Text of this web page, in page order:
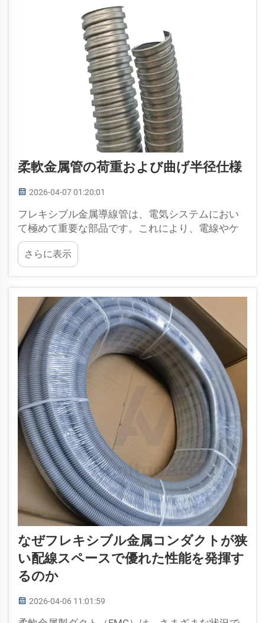
柔軟金属管の荷重および曲げ半径仕様
2026-04-07 01:20:01
フレキシブル金属導線管は、電気システムにおい
て極めて重要な部品です。これにより、電線やケ
ーブルが損傷から守られます。これらの導線管は
金属で作られているため、強度が高く、長期間使
用できます。また、容易に曲げたりねじったりで
さらに表示
なぜフレキシブル金属コンダクトが狭
い配線スペースで優れた性能を発揮す
るのか
2026-04-06 11:01:59